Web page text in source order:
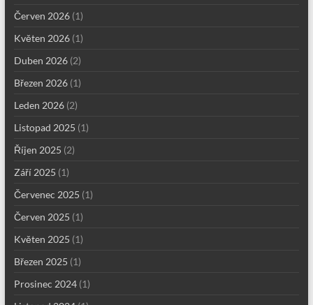
Červen 2026(1)
Květen 2026(1)
Duben 2026(2)
Březen 2026(1)
Leden 2026(2)
Listopad 2025 (1)
Říjen 2025 (2)
Září 2025 (1)
Červenec 2025 (1)
Červen 2025 (1)
Květen 2025 (1)
Březen 2025 (1)
Prosinec 2024(1)